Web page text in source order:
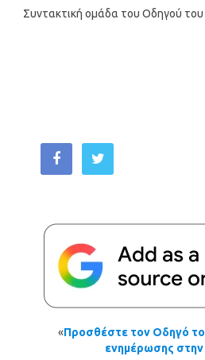
Συντακτική ομάδα του Οδηγού του
«Προσθέστε τον Οδηγό
ενημέρωσης